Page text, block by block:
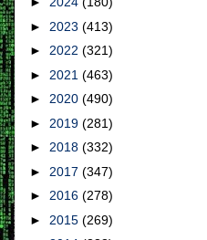
► 2023 (413)
► 2022 (321)
► 2021 (463)
► 2020 (490)
► 2019 (281)
► 2018 (332)
► 2017 (347)
► 2016 (278)
► 2015 (269)